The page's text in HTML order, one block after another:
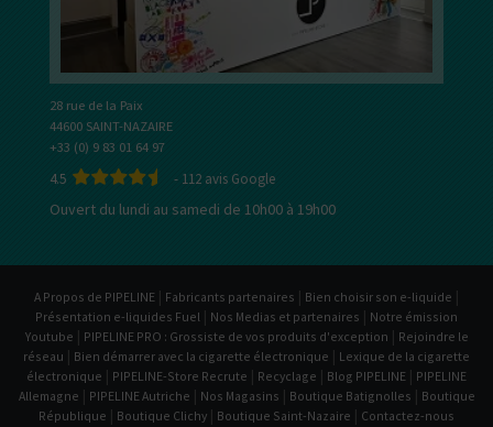
28 rue de la Paix
44600 SAINT-NAZAIRE
+33 (0) 9 83 01 64 97
4.5 - 112 avis Google
Ouvert du lundi au samedi de 10h00 à 19h00
A Propos de PIPELINE | Fabricants partenaires | Bien choisir son e-liquide |
Présentation e-liquides Fuel | Nos Medias et partenaires | Notre émission
Youtube | PIPELINE PRO : Grossiste de vos produits d'exception | Rejoindre le
réseau | Bien démarrer avec la cigarette électronique | Lexique de la cigarette
électronique | PIPELINE-Store Recrute | Recyclage | Blog PIPELINE | PIPELINE
Allemagne | PIPELINE Autriche | Nos Magasins | Boutique Batignolles | Boutique
République | Boutique Clichy | Boutique Saint-Nazaire | Contactez-nous